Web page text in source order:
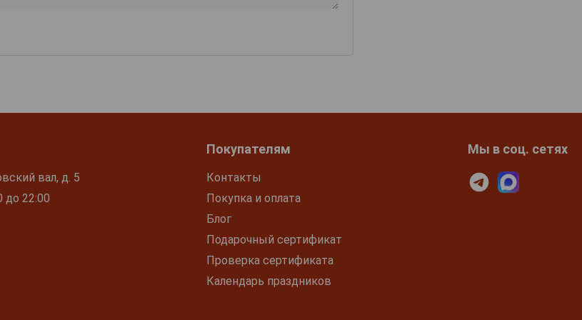
вал, д. 5
до 22:00
Покупателям
Контакты
Покупка и оплата
Блог
Подарочный сертификат
Проверка сертификата
Календарь праздников
Мы в соц. сетях